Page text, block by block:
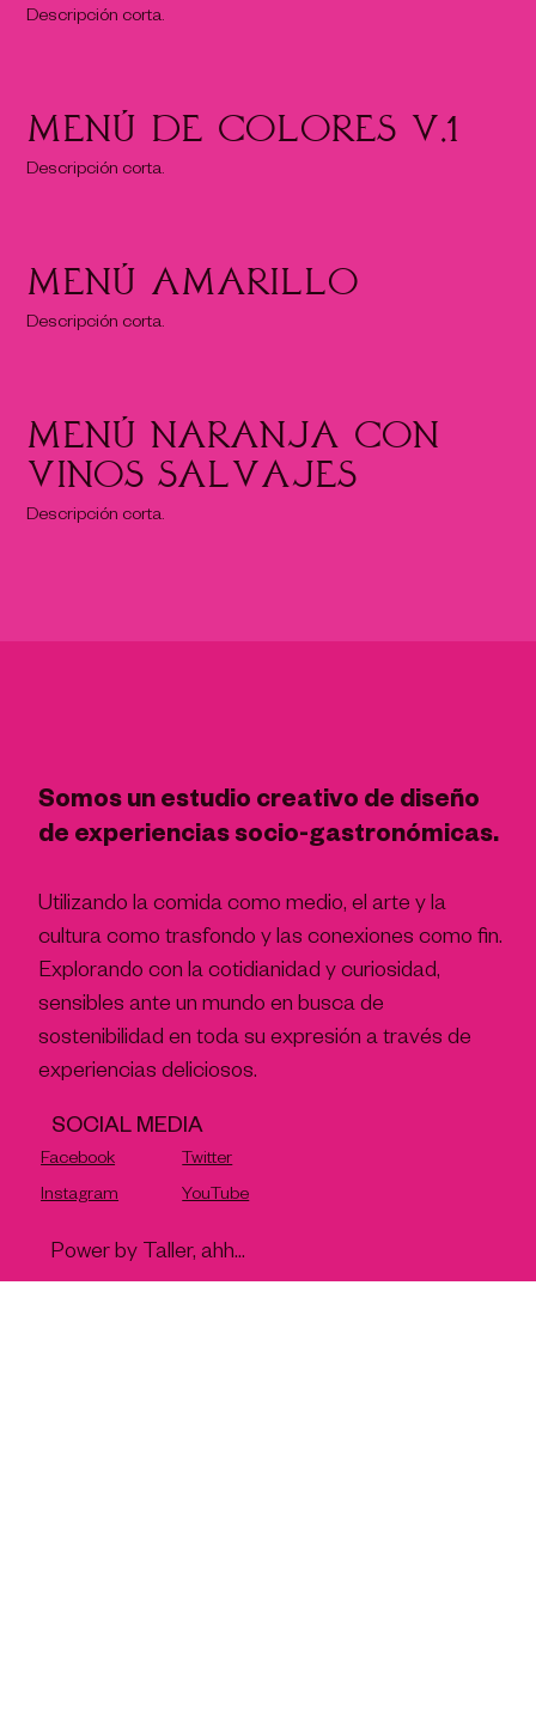
Descripción corta.
Menú de Colores v.1
Descripción corta.
Menú Amarillo
Descripción corta.
Menú Naranja con
vinos salvajes
Descripción corta.
SOCIAL MEDIA
Facebook
Twitter
Instagram
YouTube
Somos un estudio creativo de diseño
de experiencias socio-gastronómicas.
Utilizando la comida como medio, el arte y la
cultura como trasfondo y las conexiones como fin.
Explorando con la cotidianidad y curiosidad,
sensibles ante un mundo en busca de
sostenibilidad en toda su expresión a través de
experiencias deliciosos.
Power by Taller, ahh...